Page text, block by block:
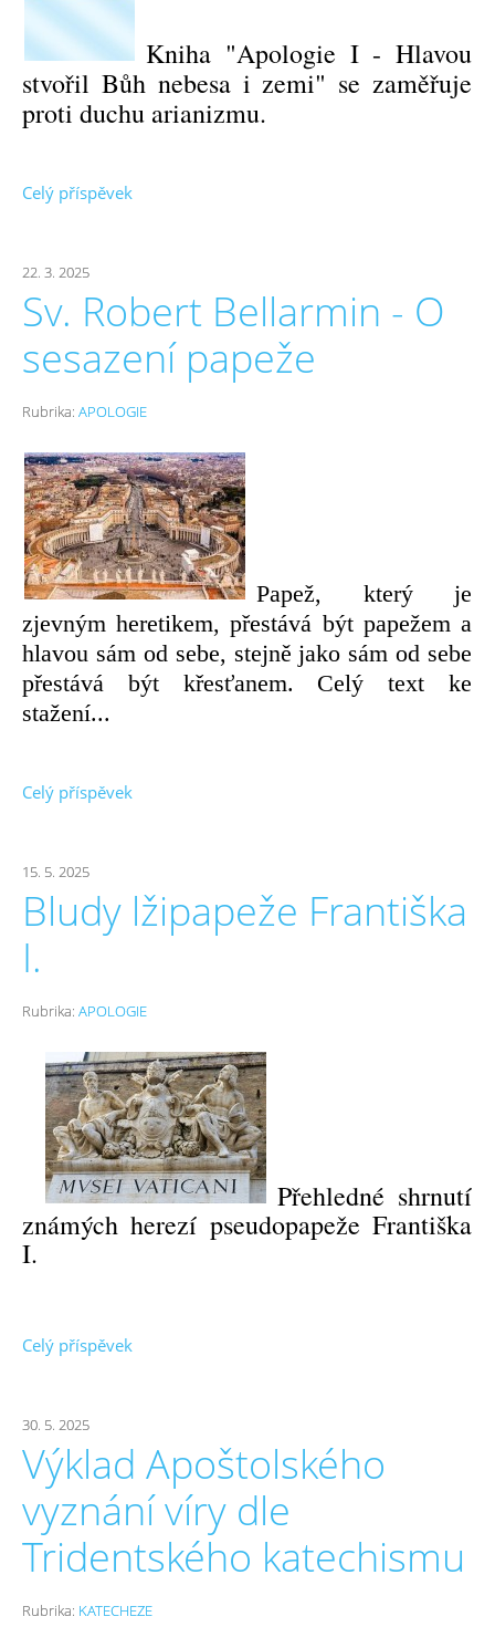
Kniha "Apologie I - Hlavou
stvořil Bůh nebesa i zemi" se zaměřuje
proti duchu arianizmu.
Celý příspěvek
22. 3. 2025
Sv. Robert Bellarmin - O
sesazení papeže
Rubrika: APOLOGIE
Papež, který je
zjevným heretikem, přestává být papežem a
hlavou sám od sebe, stejně jako sám od sebe
přestává být křesťanem. Celý text ke
stažení...
Celý příspěvek
15. 5. 2025
Bludy lžipapeže Františka
I.
Rubrika: APOLOGIE
Přehledné shrnutí
známých herezí pseudopapeže Františka
I.
Celý příspěvek
30. 5. 2025
Výklad Apoštolského
vyznání víry dle
Tridentského katechismu
Rubrika: KATECHEZE